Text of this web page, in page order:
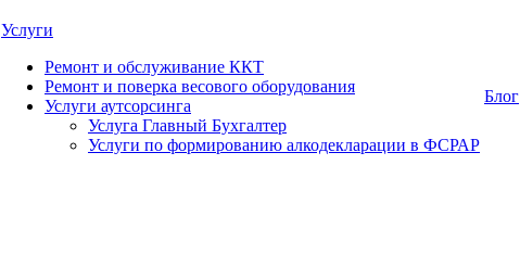
Услуги
Ремонт и обслуживание ККТ
Ремонт и поверка весового оборудования
Услуги аутсорсинга
Услуга Главный Бухгалтер
Услуги по формированию алкодекларации в ФСРАР
Блог